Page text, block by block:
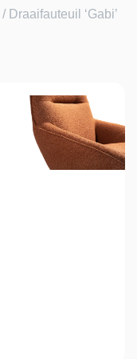
/ Draaifauteuil ‘Gabi’